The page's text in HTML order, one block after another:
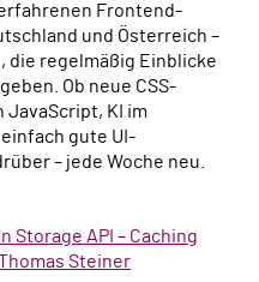
Frontend-
und Österreich –
die regelmäßig Einblicke
Ob neue CSS-
JavaScript, KI im
gute UI-
– jede Woche neu.
Steiner